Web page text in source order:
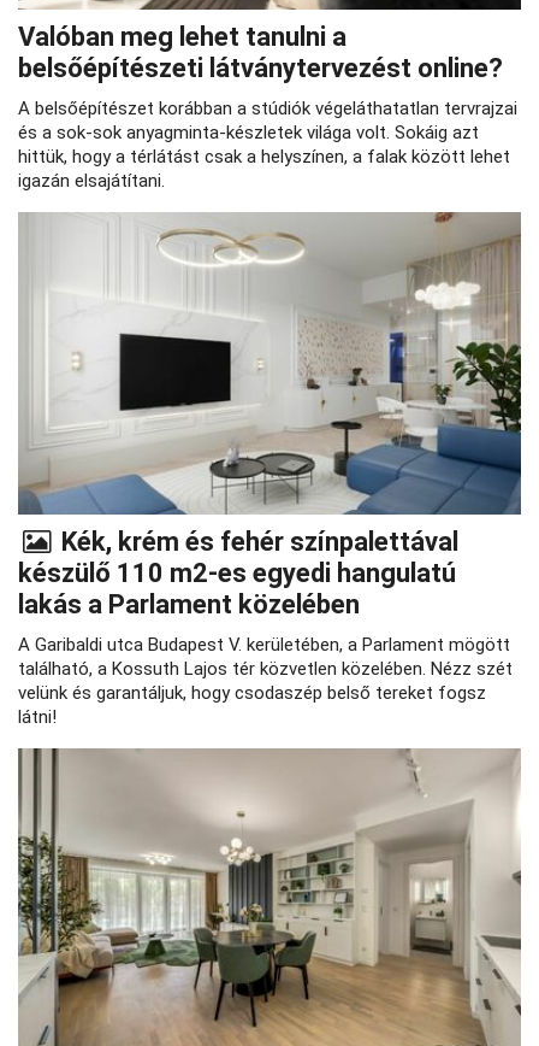
Valóban meg lehet tanulni a
belsőépítészeti látványtervezést online?
A belsőépítészet korábban a stúdiók végeláthatatlan tervrajzai
és a sok-sok anyagminta-készletek világa volt. Sokáig azt
hittük, hogy a térlátást csak a helyszínen, a falak között lehet
igazán elsajátítani.
Kék, krém és fehér színpalettával
készülő 110 m2-es egyedi hangulatú
lakás a Parlament közelében
A Garibaldi utca Budapest V. kerületében, a Parlament mögött
található, a Kossuth Lajos tér közvetlen közelében. Nézz szét
velünk és garantáljuk, hogy csodaszép belső tereket fogsz
látni!